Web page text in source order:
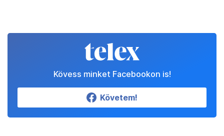
Kövess minket Facebookon is!
Követem!